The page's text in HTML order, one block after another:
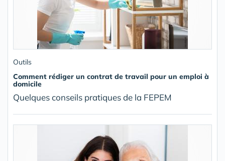
Outils
Comment rédiger un contrat de travail pour un emploi à
domicile
Quelques conseils pratiques de la FEPEM